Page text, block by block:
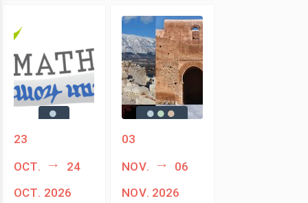
23
oct.
24
oct. 2026
03
nov.
06
nov. 2026